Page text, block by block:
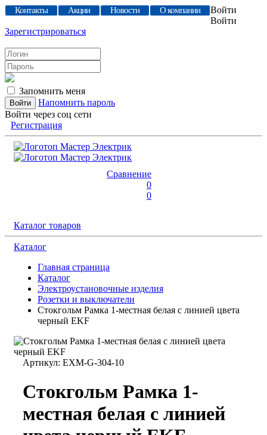
Контакты Акции Новости О компании
Войти
Войти
Зарегистрироваться
Запомнить меня
Напомнить пароль
Войти через соц сети
Регистрация
Сравнение
0
0
Каталог товаров
Каталог
Главная страница
Каталог
Электроустановочные изделия
Розетки и выключатели
Стокгольм Рамка 1-местная белая с линией цвета
черный EKF
Артикул: EXM-G-304-10
Стокгольм Рамка 1-
местная белая с линией